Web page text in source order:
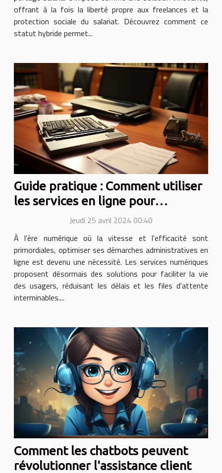
offrant à la fois la liberté propre aux freelances et la
protection sociale du salariat. Découvrez comment ce
statut hybride permet...
Guide pratique : Comment utiliser
les services en ligne pour
accélérer vos démarches
administratives
Jeudi 25 avril 2024 00:40
À l'ère numérique où la vitesse et l'efficacité sont
primordiales, optimiser ses démarches administratives en
ligne est devenu une nécessité. Les services numériques
proposent désormais des solutions pour faciliter la vie
des usagers, réduisant les délais et les files d'attente
interminables....
Comment les chatbots peuvent
révolutionner l'assistance client